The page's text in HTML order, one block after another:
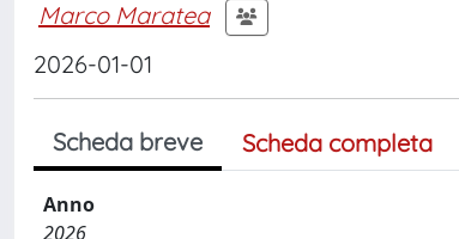
Marco Maratea
2026-01-01
Scheda breve Scheda completa
Anno
2026